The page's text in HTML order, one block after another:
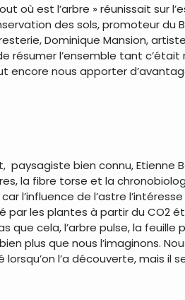
où est l’arbre » réunissait sur
des sols, promoteur du
Dominique Mansion,
résumer l’ensemble tant c’était
nous apporter
bien connu, Etienne
la fibre torse et la
l’influence de l’astre
par les plantes à partir du CO2
que cela, l’arbre pulse, la feuille
plus que nous l’imaginons.
l’a découverte, mais il